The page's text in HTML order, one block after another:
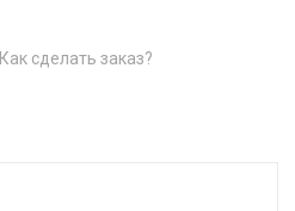
Как сделать заказ?